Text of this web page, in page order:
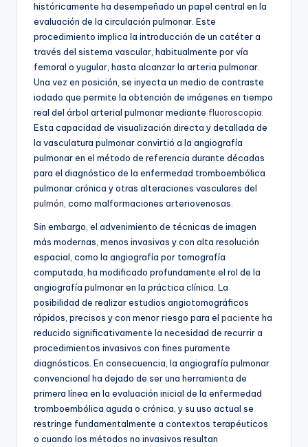
históricamente ha desempeñado un papel central en la
evaluación de la circulación pulmonar. Este
procedimiento implica la introducción de un catéter a
través del sistema vascular, habitualmente por vía
femoral o yugular, hasta alcanzar la arteria pulmonar.
Una vez en posición, se inyecta un medio de contraste
iodado que permite la obtención de imágenes en tiempo
real del árbol arterial pulmonar mediante fluoroscopia.
Esta capacidad de visualización directa y detallada de
la vasculatura pulmonar convirtió a la angiografía
pulmonar en el método de referencia durante décadas
para el diagnóstico de la enfermedad tromboembólica
pulmonar crónica y otras alteraciones vasculares del
pulmón, como malformaciones arteriovenosas.
Sin embargo, el advenimiento de técnicas de imagen
más modernas, menos invasivas y con alta resolución
espacial, como la angiografía por tomografía
computada, ha modificado profundamente el rol de la
angiografía pulmonar en la práctica clínica. La
posibilidad de realizar estudios angiotomográficos
rápidos, precisos y con menor riesgo para el paciente ha
reducido significativamente la necesidad de recurrir a
procedimientos invasivos con fines puramente
diagnósticos. En consecuencia, la angiografía pulmonar
convencional ha dejado de ser una herramienta de
primera línea en la evaluación inicial de la enfermedad
tromboembólica aguda o crónica, y su uso actual se
restringe fundamentalmente a contextos terapéuticos
o cuando los métodos no invasivos resultan